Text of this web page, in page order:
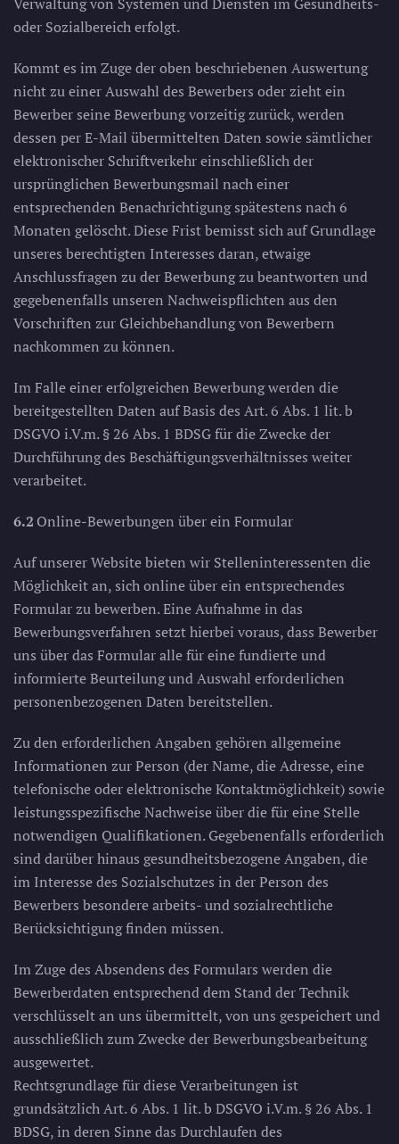
oder Sozialbereich erfolgt.
Kommt es im Zuge der oben beschriebenen Auswertung
nicht zu einer Auswahl des Bewerbers oder zieht ein
Bewerber seine Bewerbung vorzeitig zurück, werden
dessen per E-Mail übermittelten Daten sowie sämtlicher
elektronischer Schriftverkehr einschließlich der
ursprünglichen Bewerbungsmail nach einer
entsprechenden Benachrichtigung spätestens nach 6
Monaten gelöscht. Diese Frist bemisst sich auf Grundlage
unseres berechtigten Interesses daran, etwaige
Anschlussfragen zu der Bewerbung zu beantworten und
gegebenenfalls unseren Nachweispflichten aus den
Vorschriften zur Gleichbehandlung von Bewerbern
nachkommen zu können.
Im Falle einer erfolgreichen Bewerbung werden die
bereitgestellten Daten auf Basis des Art. 6 Abs. 1 lit. b
DSGVO i.V.m. § 26 Abs. 1 BDSG für die Zwecke der
Durchführung des Beschäftigungsverhältnisses weiter
verarbeitet.
6.2 Online-Bewerbungen über ein Formular
Auf unserer Website bieten wir Stelleninteressenten die
Möglichkeit an, sich online über ein entsprechendes
Formular zu bewerben. Eine Aufnahme in das
Bewerbungsverfahren setzt hierbei voraus, dass Bewerber
uns über das Formular alle für eine fundierte und
informierte Beurteilung und Auswahl erforderlichen
personenbezogenen Daten bereitstellen.
Zu den erforderlichen Angaben gehören allgemeine
Informationen zur Person (der Name, die Adresse, eine
telefonische oder elektronische Kontaktmöglichkeit) sowie
leistungsspezifische Nachweise über die für eine Stelle
notwendigen Qualifikationen. Gegebenenfalls erforderlich
sind darüber hinaus gesundheitsbezogene Angaben, die
im Interesse des Sozialschutzes in der Person des
Bewerbers besondere arbeits- und sozialrechtliche
Berücksichtigung finden müssen.
Im Zuge des Absendens des Formulars werden die
Bewerberdaten entsprechend dem Stand der Technik
verschlüsselt an uns übermittelt, von uns gespeichert und
ausschließlich zum Zwecke der Bewerbungsbearbeitung
ausgewertet.
Rechtsgrundlage für diese Verarbeitungen ist
grundsätzlich Art. 6 Abs. 1 lit. b DSGVO i.V.m. § 26 Abs. 1
BDSG, in deren Sinne das Durchlaufen des